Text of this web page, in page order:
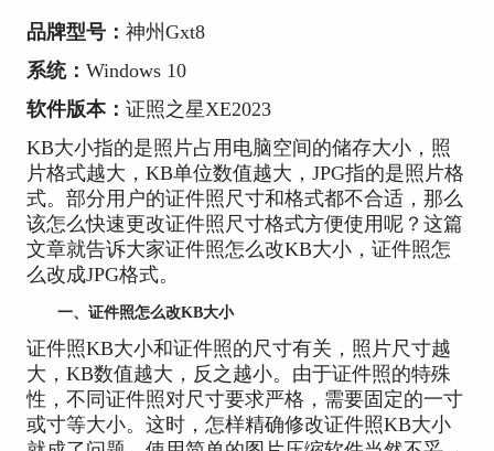
品牌型号： 神州Gxt8
系统： Windows 10
软件版本： 证照之星XE2023
KB大小指的是照片占用电脑空间的储存大小，照
片格式越大，KB单位数值越大，JPG指的是照片格
式。部分用户的证件照尺寸和格式都不合适，那么
该怎么快速更改证件照尺寸格式方便使用呢？这篇
文章就告诉大家证件照怎么改KB大小，证件照怎
么改成JPG格式。
一、证件照怎么改KB大小
证件照KB大小和证件照的尺寸有关，照片尺寸越
大，KB数值越大，反之越小。由于证件照的特殊
性，不同证件照对尺寸要求严格，需要固定的一寸
或寸等大小。这时，怎样精确修改证件照KB大小